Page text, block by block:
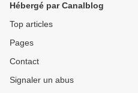
Hébergé par Canalblog
Top articles
Pages
Contact
Signaler un abus